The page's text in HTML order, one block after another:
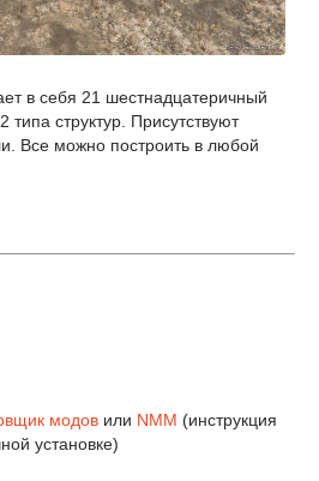
в себя 21 шестнадцатеричный
структур. Присутствуют
Все можно построить в любой
модов или NMM (инструкция
установке)